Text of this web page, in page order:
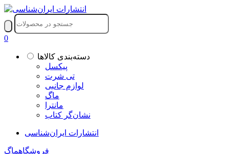
0
دسته‌بندی کالاها
پیکسل
تی شرت
لوازم جانبی
ماگ
مانترا
نشان‌گر کتاب
انتشارات ایران‌شناسی
فروشگاهماگ